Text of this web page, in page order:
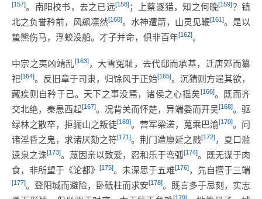
[157]。南阳校书，去之已远[158]；上蔡逐猎，知之何晚[159]？镇
北之负誉矜前，风飙凛然[160]。水神遭箭，山灵见鞭[161]。是以
蛰熊伤马，浮蛟没船。才子并命，俱非百年[162]。
中宗之夷凶靖乱[163]，大雪冤耻，去代邸而承基，迁唐郊而纂
祀[164]。反旧章于司隶，归馀风于正始[165]。沉猜则方逞其欲，
藏疾则自矜于己。天下之事没焉，诸侯之心摇矣[166]。既而齐
交北绝，秦患西起[167]。况背关而怀楚，异端委而开吴[168]。驱
绿林之散卒，拒骊山之叛徒[169]。营军梁溠，蒐乘巴渝[170]。问
诸淫昏之鬼，求诸厌劾之符[171]。荆门遭廪延之戮[172]，夏口滥
逵泉之诛[173]。蔑因亲以致爱，忍和乐于弯弧[174]。既无谋于肉
食，非所望于《论都》
[175]。未深思于五难[176]，先自擅于三端
[177]。登阳城而避险，卧砥柱而求安[178]。既言多于忌刻，实志